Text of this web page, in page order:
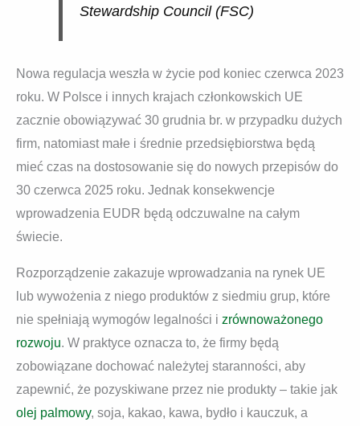
Stewardship Council (FSC)
Nowa regulacja weszła w życie pod koniec czerwca 2023
roku. W Polsce i innych krajach członkowskich UE
zacznie obowiązywać 30 grudnia br. w przypadku dużych
firm, natomiast małe i średnie przedsiębiorstwa będą
mieć czas na dostosowanie się do nowych przepisów do
30 czerwca 2025 roku. Jednak konsekwencje
wprowadzenia EUDR będą odczuwalne na całym
świecie.
Rozporządzenie zakazuje wprowadzania na rynek UE
lub wywożenia z niego produktów z siedmiu grup, które
nie spełniają wymogów legalności i zrównoważonego
rozwoju. W praktyce oznacza to, że firmy będą
zobowiązane dochować należytej staranności, aby
zapewnić, że pozyskiwane przez nie produkty – takie jak
olej palmowy, soja, kakao, kawa, bydło i kauczuk, a